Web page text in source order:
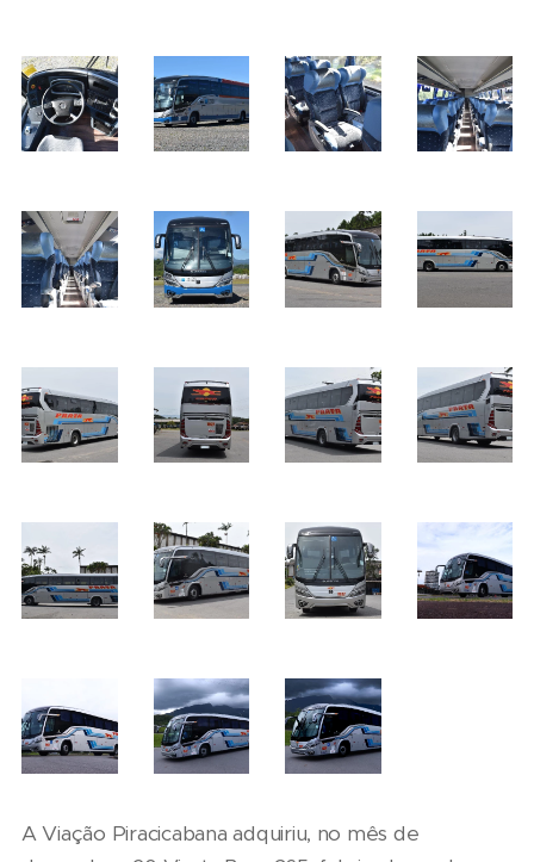
A Viação Piracicabana adquiriu, no mês de